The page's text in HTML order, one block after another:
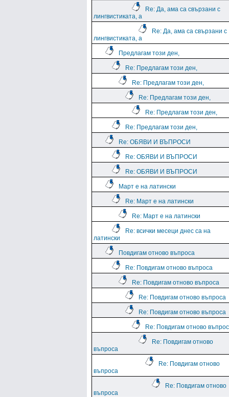
Re: Да, ама са свързани с
лингвистиката, а
Re: Да, ама са свързани с
лингвистиката, а
Предлагам този ден,
Re: Предлагам този ден,
Re: Предлагам този ден,
Re: Предлагам този ден,
Re: Предлагам този ден,
Re: Предлагам този ден,
Re: ОБЯВИ И ВЪПРОСИ
Re: ОБЯВИ И ВЪПРОСИ
Re: ОБЯВИ И ВЪПРОСИ
Март е на латински
Re: Март е на латински
Re: Март е на латински
Re: всички месеци днес са на
латински
Повдигам отново въпроса
Re: Повдигам отново въпроса
Re: Повдигам отново въпроса
Re: Повдигам отново въпроса
Re: Повдигам отново въпроса
Re: Повдигам отново
Re: Повдигам отново
въпроса
Re: Повдигам отново
въпроса
Re: Повдигам отново
въпроса